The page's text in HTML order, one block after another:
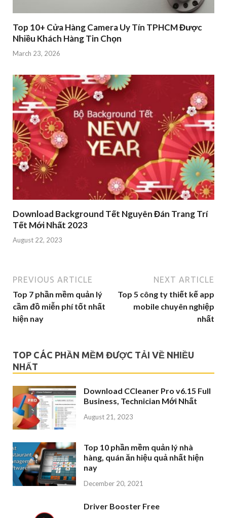
Top 10+ Cửa Hàng Camera Uy Tín TPHCM Được
Nhiều Khách Hàng Tin Chọn
March 23, 2026
Download Background Tết Nguyên Đán Trang Trí
Tết Mới Nhất 2023
August 22, 2023
PREVIOUS ARTICLE
Top 7 phần mềm quản lý
cầm đồ miễn phí tốt nhất
hiện nay
NEXT ARTICLE
Top 5 công ty thiết kế app
mobile chuyên nghiệp
nhất
TOP CÁC PHẦN MỀM ĐƯỢC TẢI VỀ NHIỀU
NHẤT
Download CCleaner Pro v6.15 Full
Business, Technician Mới Nhất
August 21, 2023
Top 10 phần mềm quản lý nhà
hàng, quán ăn hiệu quả nhất hiện
nay
December 20, 2021
Driver Booster Free